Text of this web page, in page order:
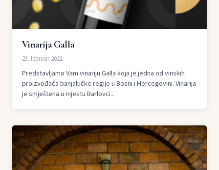
Vinarija Galla
23. februar 2021.
Predstavljamo Vam vinariju Galla koja je jedna od vinskih
proizvođača banjalučke regije u Bosni i Hercegovini. Vinarija
je smještena u mjestu Barlovci...